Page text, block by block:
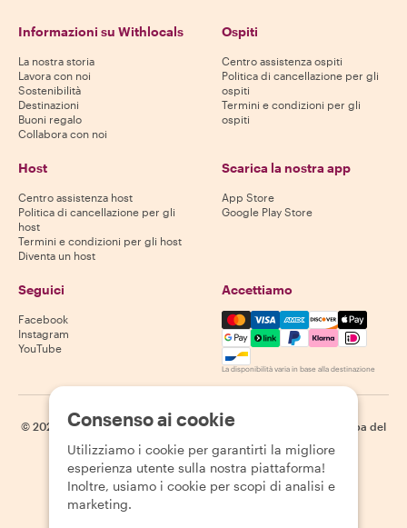
Informazioni su Withlocals
La nostra storia
Lavora con noi
Sostenibilità
Destinazioni
Buoni regalo
Collabora con noi
Ospiti
Centro assistenza ospiti
Politica di cancellazione per gli
ospiti
Termini e condizioni per gli
ospiti
Host
Centro assistenza host
Politica di cancellazione per gli
host
Termini e condizioni per gli host
Diventa un host
Scarica la nostra app
App Store
Google Play Store
Seguici
Facebook
Instagram
YouTube
Accettiamo
Mastercard, Visa, Amex,
La disponibilità varia in base alla destinazione
© 2026 Withlocals.com | Informativa sulla privacy
Mappa del
Consenso ai cookie
Utilizziamo i cookie per garantirti la migliore
esperienza utente sulla nostra piattaforma!
Inoltre, usiamo i cookie per scopi di analisi e
marketing.